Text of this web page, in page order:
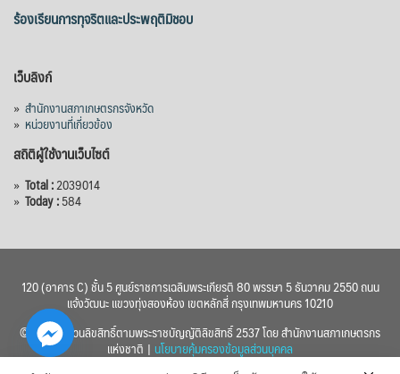
ร้องเรียนการทุจริตและประพฤติมิชอบ
เว็บลิงก์
» สำนักงานสภาเกษตรกรจังหวัด
» หน่วยงานที่เกี่ยวข้อง
สถิติผู้ใช้งานเว็บไซต์
» Total :2039014
» Today :584
120 (อาคาร C) ชั้น 5 ศูนย์ราชการเฉลิมพระเกียรติ 80 พรรษา 5 ธันวาคม 2550 ถนน
แจ้งวัฒนะ แขวงทุ่งสองห้อง เขตหลักสี่ กรุงเทพมหานคร 10210
© 2560 สงวนลิขสิทธิ์ตามพระราชบัญญัติลิขสิทธิ์ 2537 โดย สำนักงานสภาเกษตรกร
แห่งชาติ | นโยบายคุ้มครองข้อมูลส่วนบุคคล